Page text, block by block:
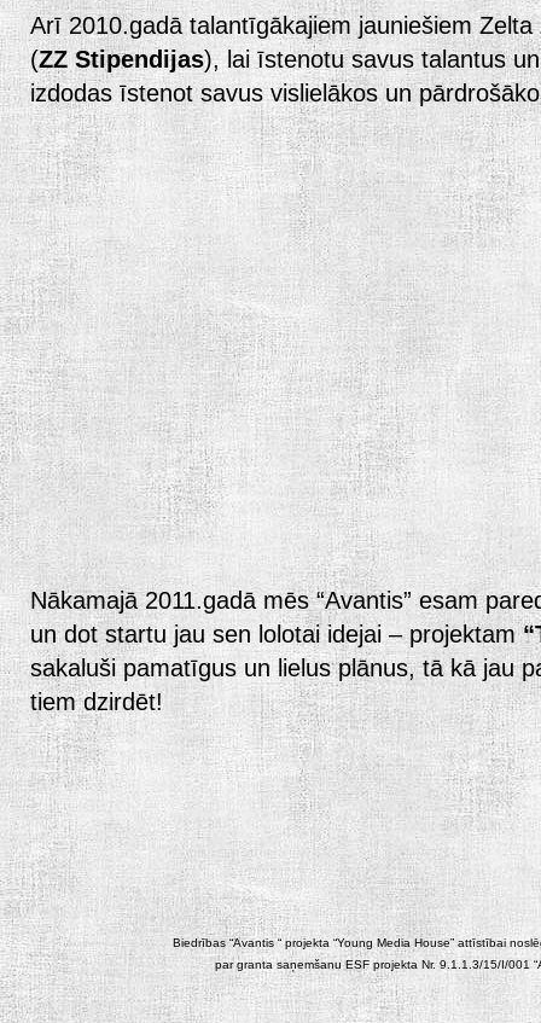
Arī 2010.gadā talantīgākajiem jauniešiem
(ZZ Stipendijas), lai īstenotu savus talantus
izdodas īstenot savus vislielākos un
Nākamajā 2011.gadā mēs “Avantis” esam
un dot startu jau sen lolotai idejai – projektam
sakaluši pamatīgus un lielus plānus, tā kā jau
tiem dzirdēt!
Biedrības “Avantis “ projekta “Young Media House” attīstībai
par granta saņemšanu ESF projekta Nr. 9.1.1.3/15/I/001